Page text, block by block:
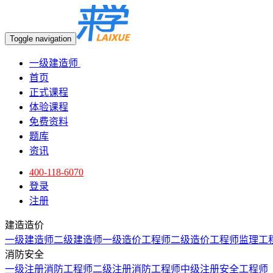
Toggle navigation
一级建造师
首页
正式课程
体验课程
免费资料
题库
资讯
400-118-6070
登录
注册
建造造价
一级建造师二级建造师一级造价工程师二级造价工程师监理工
消防安全
一级注册消防工程师二级注册消防工程师中级注册安全工程师